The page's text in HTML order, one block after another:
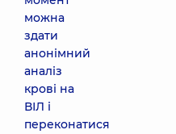
можна
здати
анонімний
аналіз
крові на
ВІЛ і
переконатися